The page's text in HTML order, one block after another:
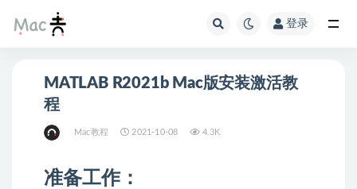
登录
MATLAB R2021b Mac版安装激活教
程
Mac教程 2021-10-08 4.3K
准备工作：